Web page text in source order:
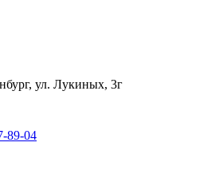
ул. Лукиных, 3г
89-04